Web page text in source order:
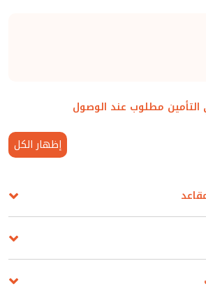
إظهار الكل
عند حجزك الأول من خلال تطبيق